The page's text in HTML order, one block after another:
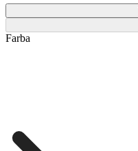
Farba